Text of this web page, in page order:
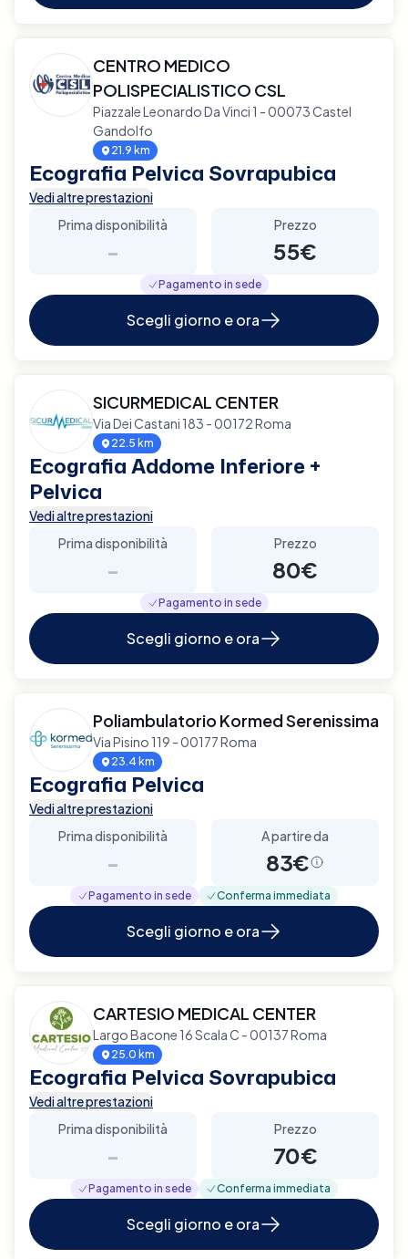
CENTRO MEDICO
POLISPECIALISTICO CSL
Piazzale Leonardo Da Vinci 1 - 00073 Castel
Gandolfo
21.9 km
Ecografia Pelvica Sovrapubica
Vedi altre prestazioni
Prima disponibilità
-
Prezzo
55€
Pagamento in sede
Scegli giorno e ora
SICURMEDICAL CENTER
Via Dei Castani 183 - 00172 Roma
22.5 km
Ecografia Addome Inferiore +
Pelvica
Vedi altre prestazioni
Prima disponibilità
-
Prezzo
80€
Pagamento in sede
Scegli giorno e ora
Poliambulatorio Kormed Serenissima
Via Pisino 119 - 00177 Roma
23.4 km
Ecografia Pelvica
Vedi altre prestazioni
Prima disponibilità
-
A partire da
83€
Pagamento in sede Conferma immediata
Scegli giorno e ora
CARTESIO MEDICAL CENTER
Largo Bacone 16 Scala C - 00137 Roma
25.0 km
Ecografia Pelvica Sovrapubica
Vedi altre prestazioni
Prima disponibilità
-
Prezzo
70€
Pagamento in sede Conferma immediata
Scegli giorno e ora